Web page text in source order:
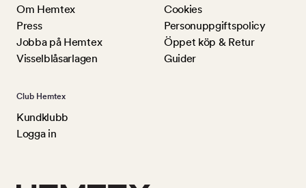
Om Hemtex
Press
Jobba på Hemtex
Visselblåsarlagen
Cookies
Personuppgiftspolicy
Öppet köp & Retur
Guider
Club Hemtex
Kundklubb
Logga in